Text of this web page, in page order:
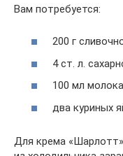
Вам потребуется:
200 г
4 ст. л.
100 мл
два куриных
Для крема